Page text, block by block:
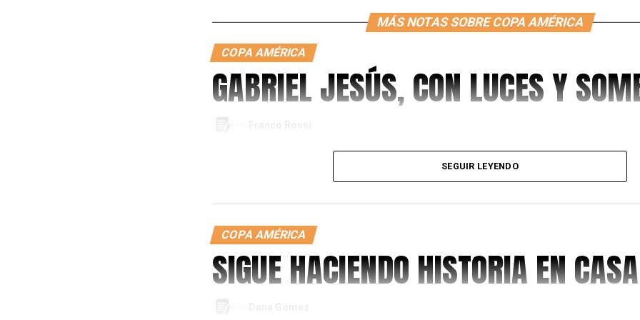
MÁS NOTAS SOBRE COPA AMÉRICA
COPA AMÉRICA
GABRIEL JESÚS, CON LUCES Y
SEGUIR LEYENDO
COPA AMÉRICA
SIGUE HACIENDO HISTORIA EN CASA